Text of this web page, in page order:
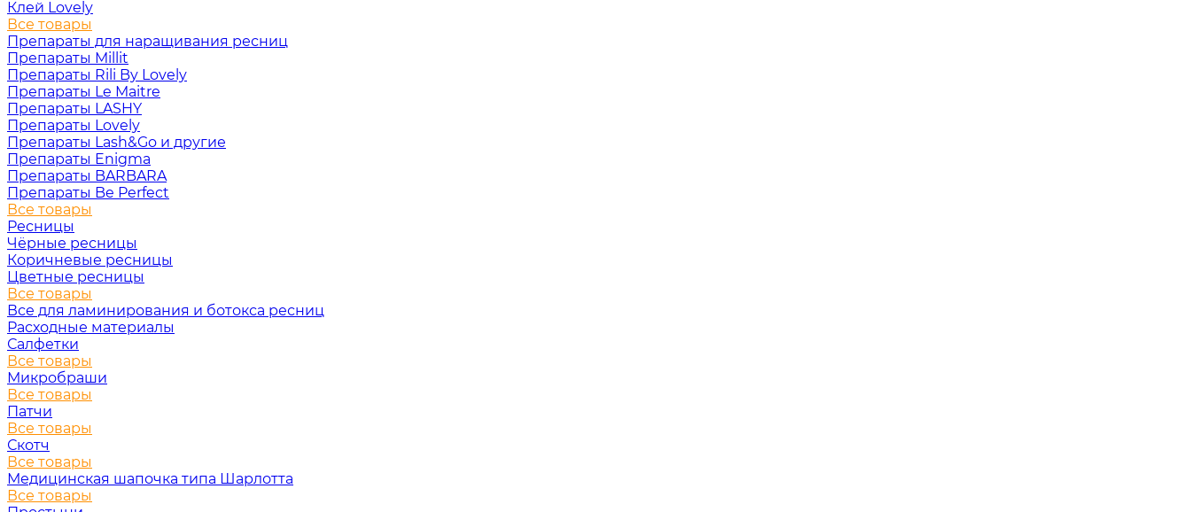
Клей Lovely
Все товары
Препараты для наращивания ресниц
Препараты Millit
Препараты Rili By Lovely
Препараты Le Maitre
Препараты LASHY
Препараты Lovely
Препараты Lash&Go и другие
Препараты Enigma
Препараты BARBARA
Препараты Be Perfect
Все товары
Ресницы
Чёрные ресницы
Коричневые ресницы
Цветные ресницы
Все товары
Все для ламинирования и ботокса ресниц
Расходные материалы
Салфетки
Все товары
Микробраши
Все товары
Патчи
Все товары
Скотч
Все товары
Медицинская шапочка типа Шарлотта
Все товары